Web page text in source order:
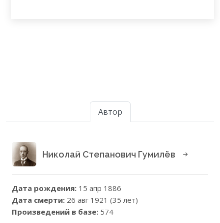
Автор
Николай Степанович Гумилёв
Дата рождения: 15 апр 1886
Дата смерти: 26 авг 1921 (35 лет)
Произведений в базе: 574